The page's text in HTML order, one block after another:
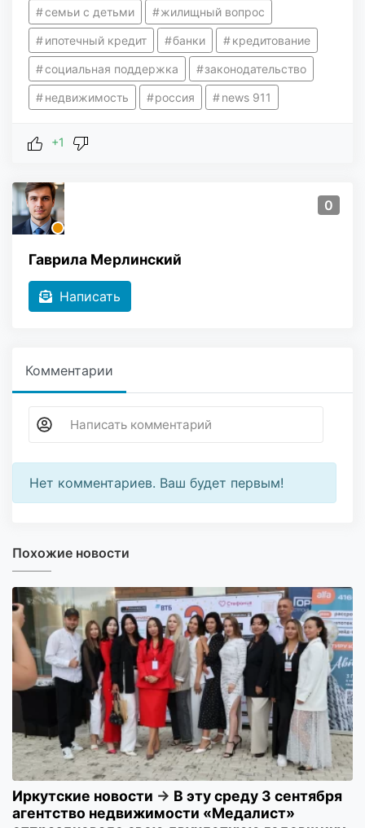
семьи с детьми жилищный вопрос
ипотечный кредит банки кредитование
социальная поддержка законодательство
недвижимость россия news 911
+1
0
Гаврила Мерлинский
Написать
Комментарии
Нет комментариев. Ваш будет первым!
Похожие новости
Иркутские новости → В эту среду 3 сентября
агентство недвижимости «Медалист»